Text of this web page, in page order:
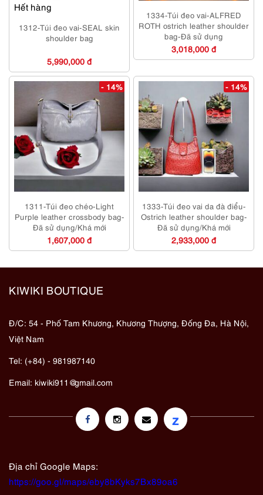
Hết hàng
1312-Túi đeo vai-SEAL skin
shoulder bag
5,990,000 đ
1334-Túi đeo vai-ALFRED
ROTH ostrich leather shoulder
bag-Đã sử dụng
3,018,000 đ
- 14%
1311-Túi đeo chéo-Light
Purple leather crossbody bag-
Đã sử dụng/Khá mới
1,607,000 đ
- 14%
1333-Túi đeo vai da đà điểu-
Ostrich leather shoulder bag-
Đã sử dụng/Khá mới
2,933,000 đ
KIWIKI BOUTIQUE
Đ/C: 54 - Phố Tam Khương, Khương Thượng, Đống Đa, Hà Nội,
Việt Nam
Tel: (+84) - 981987140
Email: kiwiki911@gmail.com
z
Địa chỉ Google Maps:
https://goo.gl/maps/eby8bKyks7Bx89oa6